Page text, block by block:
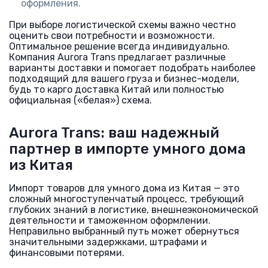
оформления.
При выборе логистической схемы важно честно
оценить свои потребности и возможности.
Оптимальное решение всегда индивидуально.
Компания Aurora Trans предлагает различные
варианты доставки и помогает подобрать наиболее
подходящий для вашего груза и бизнес-модели,
будь то карго доставка Китай или полностью
официальная («белая») схема.
Aurora Trans: ваш надежный
партнер в импорте умного дома
из Китая
Импорт товаров для умного дома из Китая — это
сложный многоступенчатый процесс, требующий
глубоких знаний в логистике, внешнеэкономической
деятельности и таможенном оформлении.
Неправильно выбранный путь может обернуться
значительными задержками, штрафами и
финансовыми потерями.